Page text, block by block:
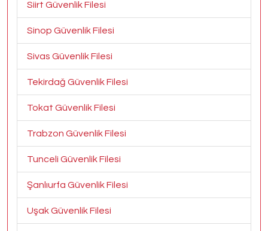
Siirt Güvenlik Filesi
Sinop Güvenlik Filesi
Sivas Güvenlik Filesi
Tekirdağ Güvenlik Filesi
Tokat Güvenlik Filesi
Trabzon Güvenlik Filesi
Tunceli Güvenlik Filesi
Şanlıurfa Güvenlik Filesi
Uşak Güvenlik Filesi